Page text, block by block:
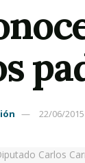
22/06/2015